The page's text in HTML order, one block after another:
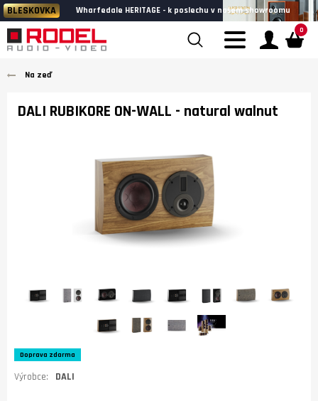
BLESKOVKA Wharfedale HERITAGE - k poslechu v našem showroomu
0
Na zeď
DALI RUBIKORE ON-WALL - natural walnut
Doprava zdarma
Výrobce: DALI